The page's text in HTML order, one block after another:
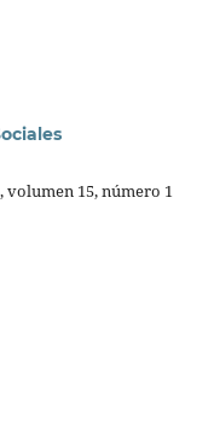
volumen 15, número 1